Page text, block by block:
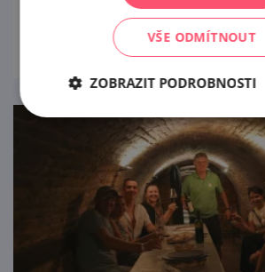
prohlédnout
VŠE ODMÍTNOUT
ZOBRAZIT PODROBNOSTI